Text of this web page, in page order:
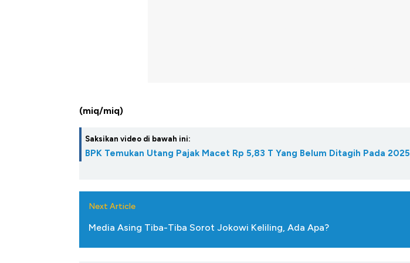
(miq/miq)
Saksikan video di bawah ini:
BPK Temukan Utang Pajak Macet Rp 5,83 T Yang Belum Ditagih Pada 2025
Next Article
Media Asing Tiba-Tiba Sorot Jokowi Keliling, Ada Apa?